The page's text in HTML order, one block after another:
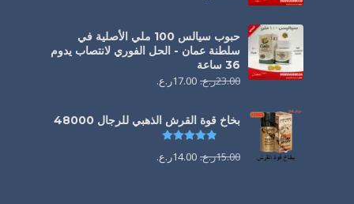
حبوب سيالس 100 ملي الأصلية في
سلطنة عمان - الحل الفوري لانتصاب يدوم
36 ساعة
23.00ر.ع. 17.00ر.ع.
بخاخ قوة القرش الذهبي للرجال 48000
تم التقييم
15.00ر.ع. 14.00ر.ع.